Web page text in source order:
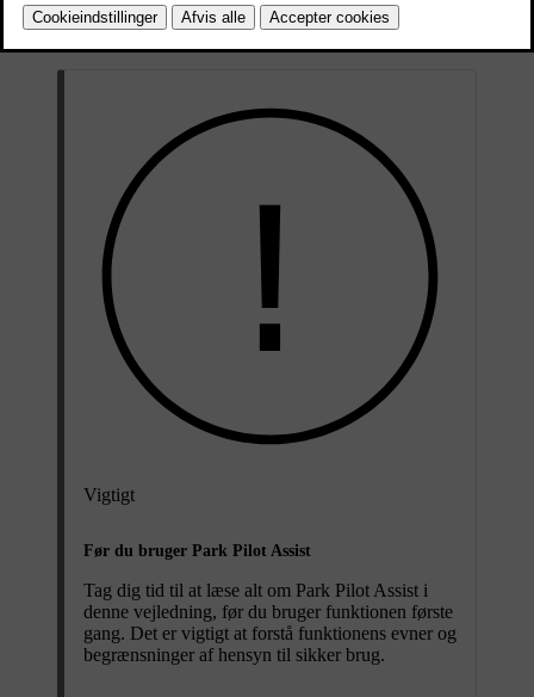
Vigtigt
Før du bruger Park Pilot Assist
Tag dig tid til at læse alt om Park Pilot Assist i
denne vejledning, før du bruger funktionen første
gang. Det er vigtigt at forstå funktionens evner og
begrænsninger af hensyn til sikker brug.